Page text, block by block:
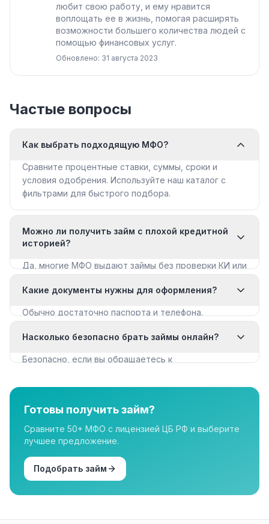
любит свою работу, и ему нравится
воплощать ее в жизнь, помогая расширять
возможности большего количества людей с
помощью финансовых услуг.
Обновлено: 31 августа 2023
Частые вопросы
Как выбрать подходящую МФО?
Сравните процентные ставки, суммы, сроки и
условия одобрения. Используйте наш каталог с
фильтрами для быстрого подбора.
Можно ли получить займ с плохой кредитной
историей?
Да, многие МФО выдают займы без проверки КИ или
с плохой КИ».
Какие документы нужны для оформления?
Обычно достаточно паспорта и телефона.
документы для крупных сумм.
Насколько безопасно брать займы онлайн?
Безопасно, если вы обращаетесь к
организации в нашем каталоге имеют лицензию.
Готовы получить займ?
Сравните 50+ МФО с лицензией ЦБ РФ и выберите
лучшее предложение.
Подобрать займ